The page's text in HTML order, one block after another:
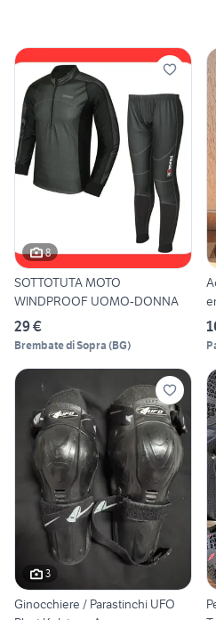
8
SOTTOTUTA MOTO
WINDPROOF UOMO-DONNA
29 €
Brembate di Sopra (BG)
3
Ginocchiere / Parastinchi UFO